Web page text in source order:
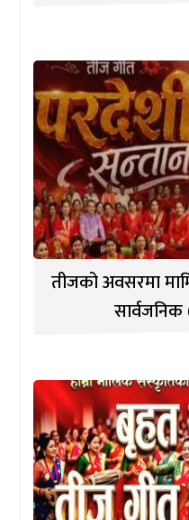
तीजको अवसरमा
सार्वजनिक